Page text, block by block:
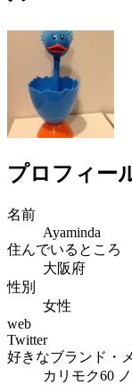
プロフィー
名前
Ayaminda
住んでいるところ
大阪府
性別
女性
web
Twitter
好きなブランド・
カリモク60